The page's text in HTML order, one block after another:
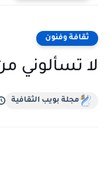
ثقافة وفنون
لا تسألوني
مجلة بويب الثقافية